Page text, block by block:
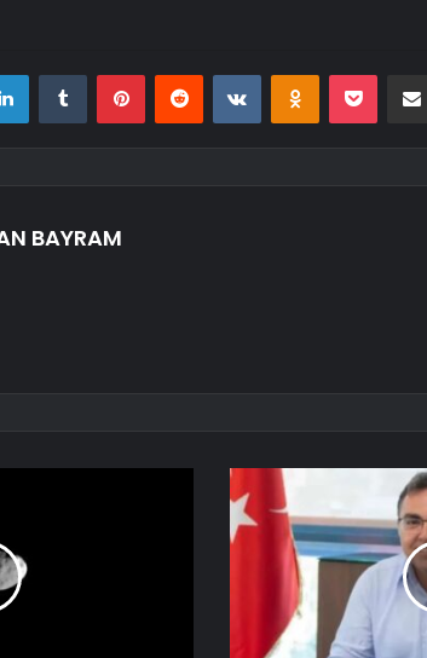
LinkedInTumblr PinterestReddit VKontakteOdnoklassniki
Pocket
BAYRAM